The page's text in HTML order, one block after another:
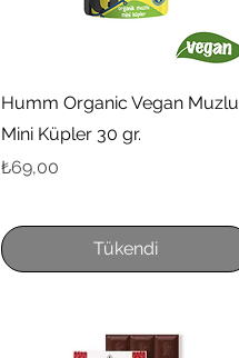
Hızlı Bakış
Humm Organic Vegan Muzlu
Mini Küpler 30 gr.
Fiyat
₺69,00
Tükendi